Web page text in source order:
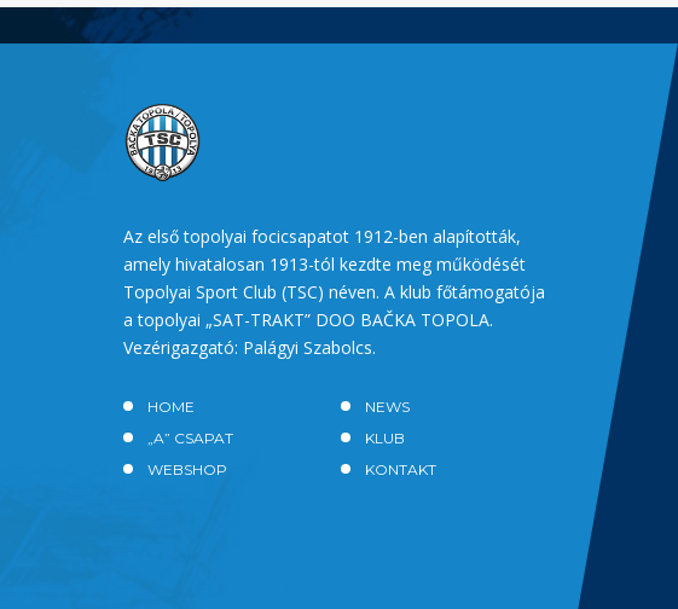
Az első topolyai focicsapatot 1912-ben alapították,
amely hivatalosan 1913-tól kezdte meg működését
Topolyai Sport Club (TSC) néven. A klub főtámogatója
a topolyai „SAT-TRAKT” DOO BAČKA TOPOLA.
Vezérigazgató: Palágyi Szabolcs.
HOME
NEWS
„A” CSAPAT
KLUB
WEBSHOP
KONTAKT